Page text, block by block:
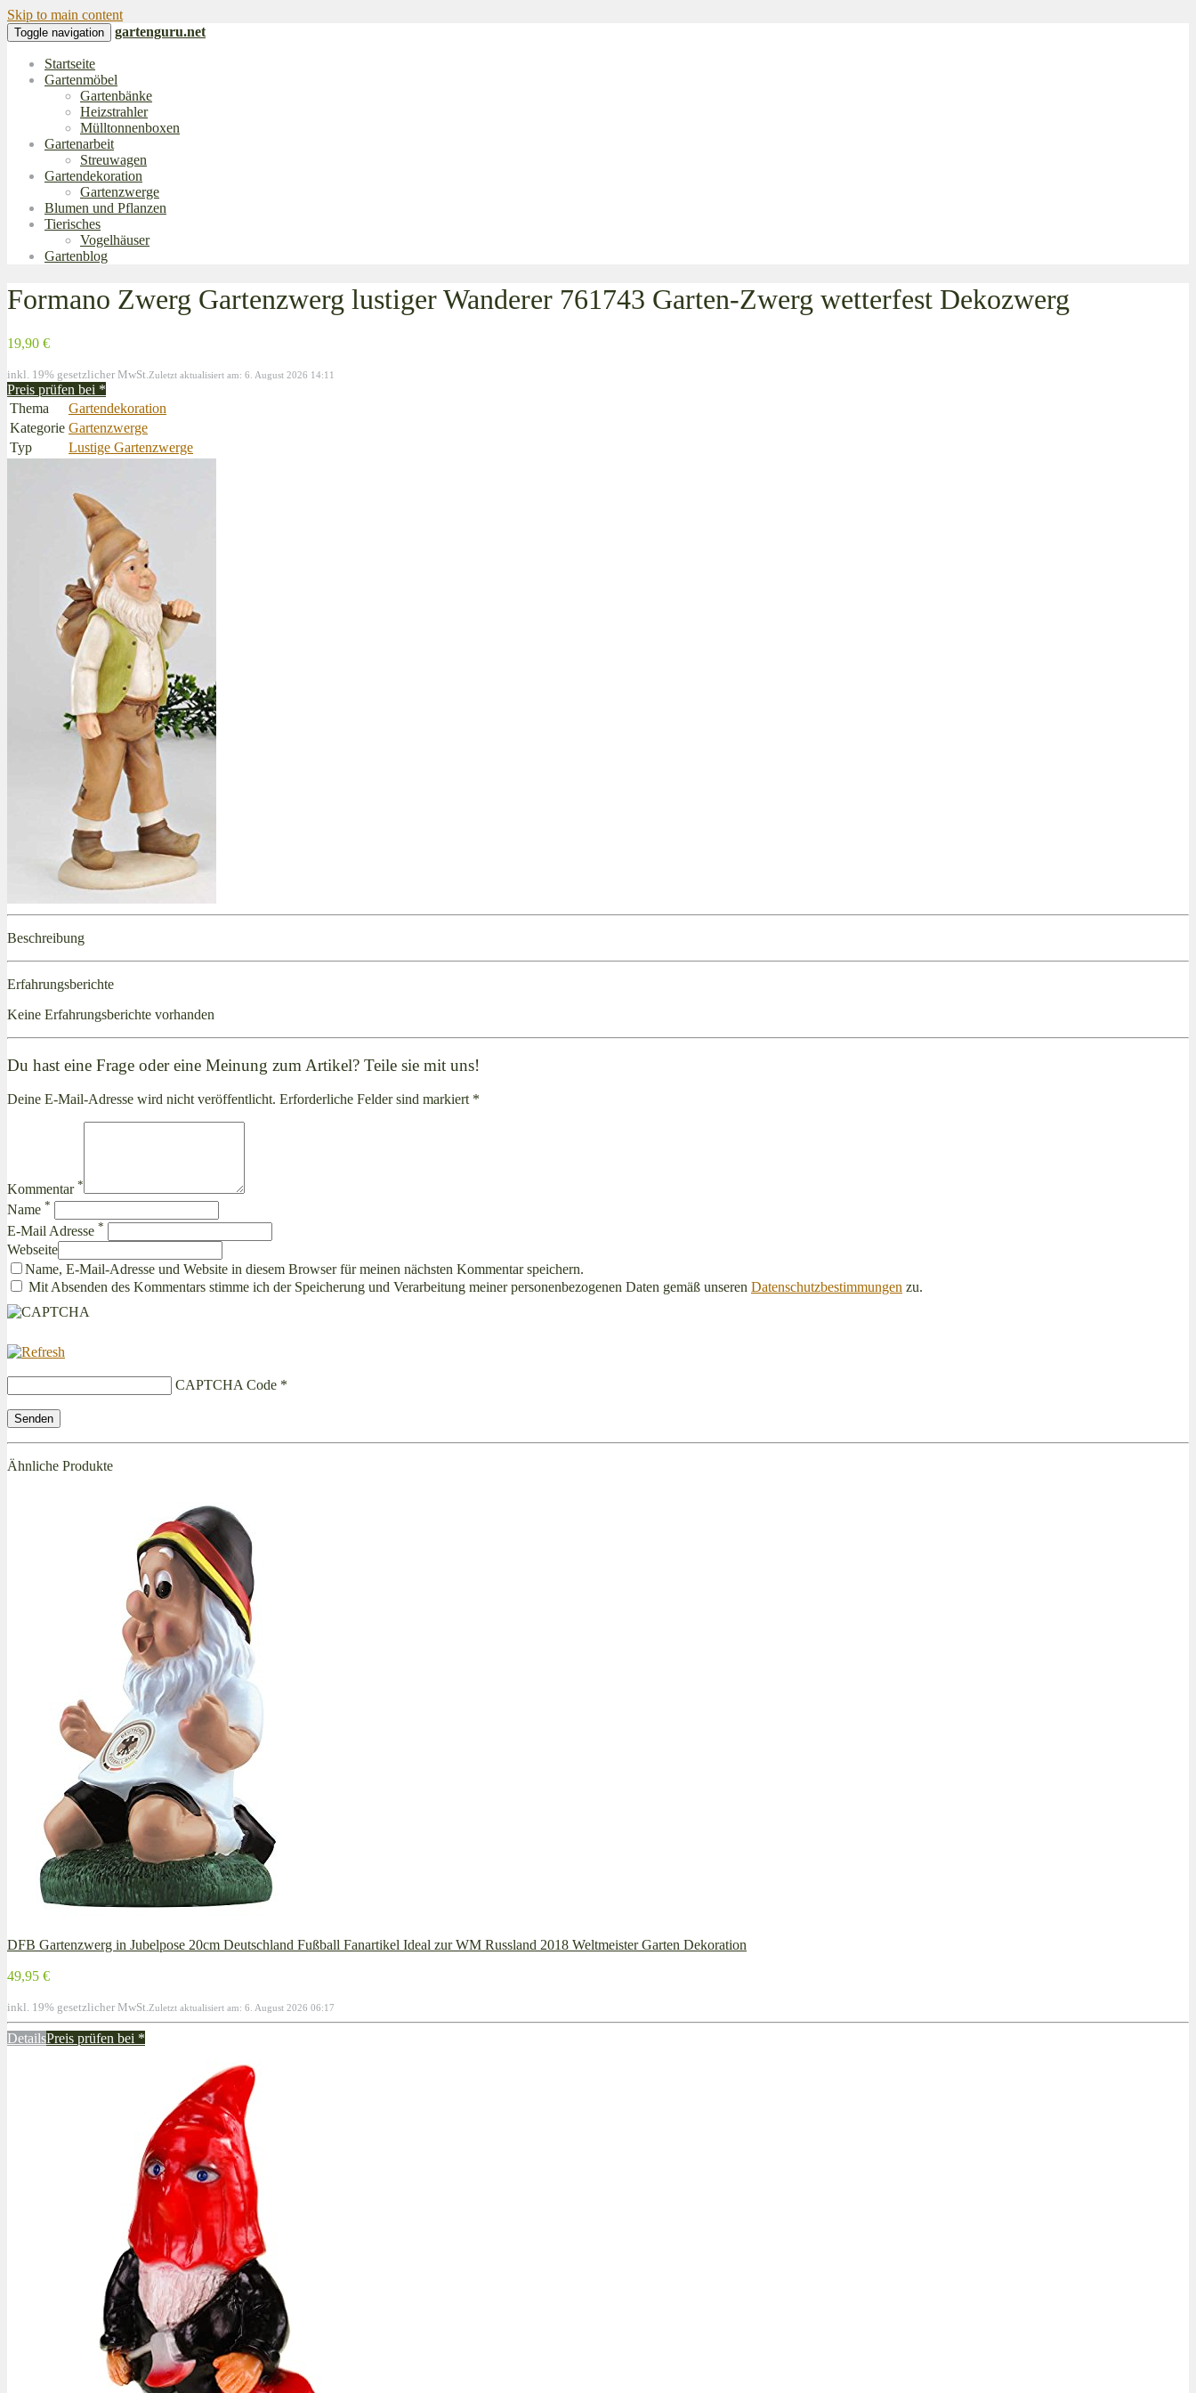
Skip to main content
Toggle navigation gartenguru.net
Startseite
Gartenmöbel
Gartenbänke
Heizstrahler
Mülltonnenboxen
Gartenarbeit
Streuwagen
Gartendekoration
Gartenzwerge
Blumen und Pflanzen
Tierisches
Vogelhäuser
Gartenblog
Formano Zwerg Gartenzwerg lustiger Wanderer 761743 Garten-Zwerg wetterfest Dekozwerg
19,90 €
inkl. 19% gesetzlicher MwSt. Zuletzt aktualisiert am: 6. August 2026 14:11
Preis prüfen bei *
Thema
Gartendekoration
Kategorie Gartenzwerge
Typ
Lustige Gartenzwerge
Beschreibung
Erfahrungsberichte
Keine Erfahrungsberichte vorhanden
Du hast eine Frage oder eine Meinung zum Artikel? Teile sie mit uns!
Deine E-Mail-Adresse wird nicht veröffentlicht. Erforderliche Felder sind markiert *
Kommentar *
Name *
E-Mail Adresse *
Webseite
Name, E-Mail-Adresse und Website in diesem Browser für meinen nächsten Kommentar speichern.
Mit Absenden des Kommentars stimme ich der Speicherung und Verarbeitung meiner personenbezogenen Daten gemäß unseren Datenschutzbestimmungen zu.
CAPTCHA Code *
Ähnliche Produkte
DFB Gartenzwerg in Jubelpose 20cm Deutschland Fußball Fanartikel Ideal zur WM Russland 2018 Weltmeister Garten Dekoration
49,95 €
inkl. 19% gesetzlicher MwSt. Zuletzt aktualisiert am: 6. August 2026 06:17
DetailsPreis prüfen bei *